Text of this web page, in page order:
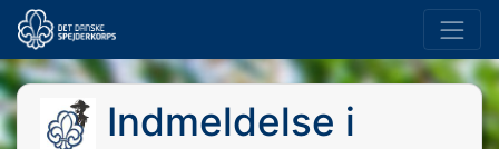
Indmeldelse i